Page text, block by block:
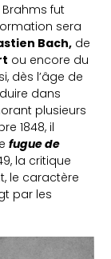
fut
sera
Bach, de
ou encore du
dès l’âge de
dans
plusieurs
1848, il
fugue de
la critique
le caractère
par les